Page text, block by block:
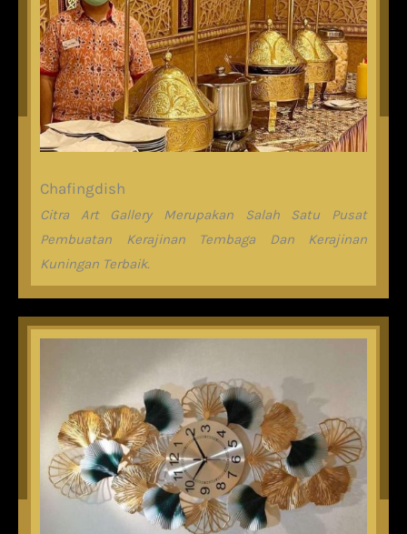
Chafingdish
Citra Art Gallery Merupakan Salah Satu Pusat
Pembuatan Kerajinan Tembaga Dan Kerajinan
Kuningan Terbaik.